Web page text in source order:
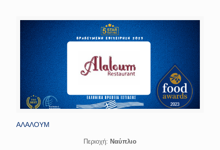
ΑΛΑΛΟΥΜ
Περιοχή: Ναύπλιο